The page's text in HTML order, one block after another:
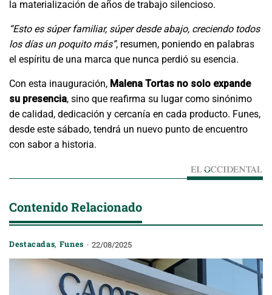
la materialización de años de trabajo silencioso.
“Esto es súper familiar, súper desde abajo, creciendo todos
los días un poquito más”, resumen, poniendo en palabras
el espíritu de una marca que nunca perdió su esencia.
Con esta inauguración, Malena Tortas no solo expande
su presencia, sino que reafirma su lugar como sinónimo
de calidad, dedicación y cercanía en cada producto. Funes,
desde este sábado, tendrá un nuevo punto de encuentro
con sabor a historia.
Contenido Relacionado
Destacadas, Funes 22/08/2025